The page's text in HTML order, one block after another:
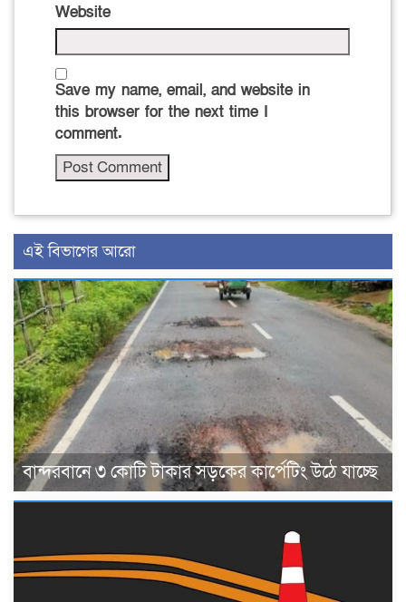
Website
Save my name, email, and website in
this browser for the next time I
comment.
এই বিভাগের আরো
বান্দরবানে ৩ কোটি টাকার সড়কের কার্পেটিং উঠে যাচ্ছে